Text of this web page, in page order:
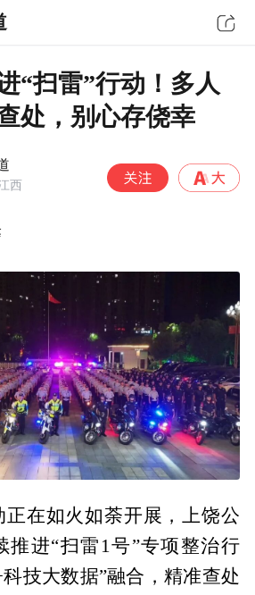
“扫雷”行动！多人
处，别心存侥幸
西
正在如火如荼开展，上饶公
推进“扫雷1号”专项整治行
技大数据”融合，精准查处